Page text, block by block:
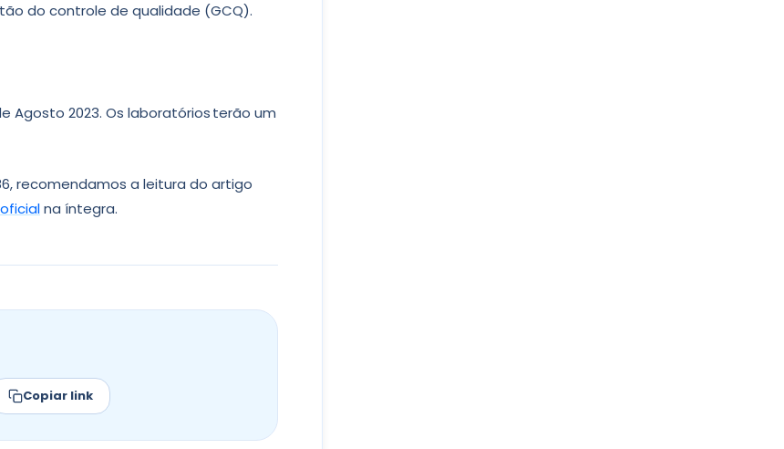
do controle de qualidade (GCQ).
Agosto 2023. Os laboratórios terão um
recomendamos a leitura do artigo
na íntegra.
Copiar link